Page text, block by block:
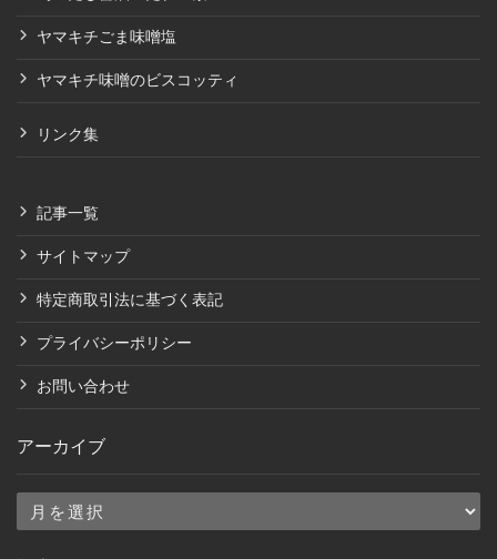
ヤマキチごま味噌塩
ヤマキチ味噌のビスコッティ
リンク集
記事一覧
サイトマップ
特定商取引法に基づく表記
プライバシーポリシー
お問い合わせ
アーカイブ
ア